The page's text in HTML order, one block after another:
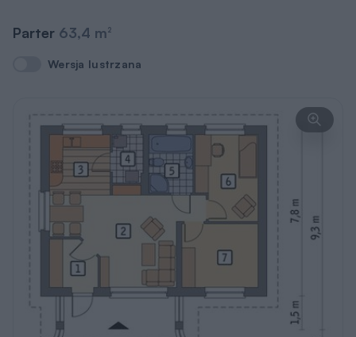
Parter 63,4 m2
Wersja lustrzana
Wersja lustrzana